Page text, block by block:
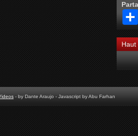
Haut
- by Dante Araujo - Javascript by Abu Farhan